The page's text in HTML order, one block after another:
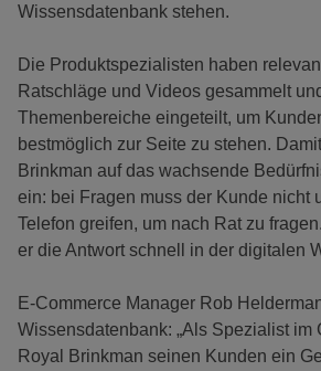
Wissensdatenbank stehen.
Die Produktspezialisten haben
Ratschläge und Videos gesammelt
Themenbereiche eingeteilt, um
bestmöglich zur Seite zu stehen.
Brinkman auf das wachsende
ein: bei Fragen muss der Kunde nicht
Telefon greifen, um nach Rat zu
er die Antwort schnell in der digitalen
E-Commerce Manager Rob
Wissensdatenbank: „Als Spezialist im
Royal Brinkman seinen Kunden ein